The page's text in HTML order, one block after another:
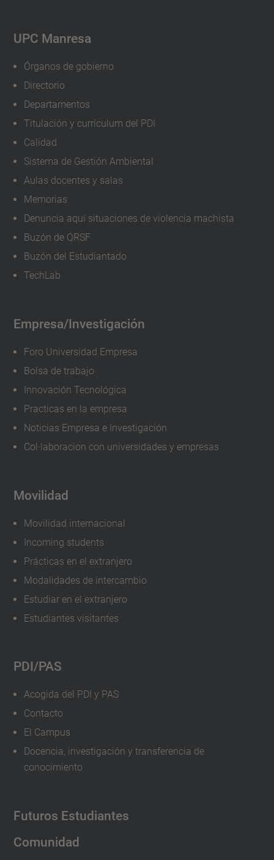
n
e
r
a
III
Congreso
Mujer
2024-
30T00:00:00+02:00
2024-
05-
30T23:59:59+02:00
UPC Manresa
Órganos de gobierno
Directorio
Departamentos
Titulación y currículum del PDI
Calidad
Sistema de Gestión Ambiental
Aulas docentes y salas
Memorias
Denuncia aquí situaciones de violencia machista
Buzón de QRSF
Buzón del Estudiantado
TechLab
Empresa/Investigación
Foro Universidad Empresa
Bolsa de trabajo
Innovación Tecnológica
Practicas en la empresa
Noticias Empresa e Investigación
Col·laboracion con universidades y empresas
Movilidad
Movilidad internacional
Incoming students
Prácticas en el extranjero
Modalidades de intercambio
Estudiar en el extranjero
Estudiantes visitantes
PDI/PAS
Acogida del PDI y PAS
Contacto
El Campus
Docencia, investigación y transferencia de
conocimiento
Futuros Estudiantes
Comunidad